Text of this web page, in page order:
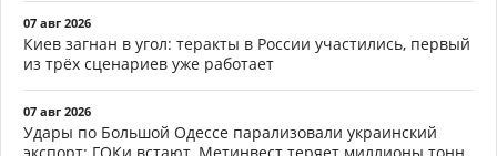
07 авг 2026
Киев загнан в угол: теракты в России участились, первый
из трёх сценариев уже работает
07 авг 2026
Удары по Большой Одессе парализовали украинский